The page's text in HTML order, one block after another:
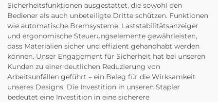
Sicherheitsfunktionen ausgestattet, die sowohl den
Bediener als auch unbeteiligte Dritte schützen. Funktionen
wie automatische Bremsysteme, Laststabilitätsanzeiger
und ergonomische Steuerungselemente gewährleisten,
dass Materialien sicher und effizient gehandhabt werden
können. Unser Engagement für Sicherheit hat bei unseren
Kunden zu einer deutlichen Reduzierung von
Arbeitsunfällen geführt – ein Beleg für die Wirksamkeit
unseres Designs. Die Investition in unseren Stapler
bedeutet eine Investition in eine sicherere